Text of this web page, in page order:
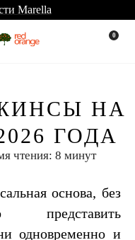
по всей России
0
НА
ГОДА
чтения: 8 минут
основа, без
представить
одновременно и